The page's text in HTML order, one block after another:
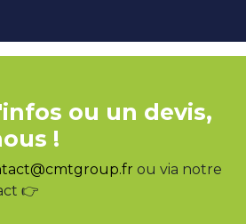
ou un devis,
!
ou via notre
👉